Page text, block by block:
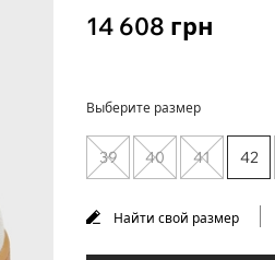
14 608 грн
Выберите размер
39 40 41 42
Найти свой размер